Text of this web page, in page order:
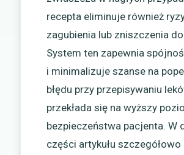
recepta eliminuje również
zagubienia lub zniszczenia
System ten zapewnia
i minimalizuje szanse na
błędu przy przepisywaniu
przekłada się na wyższy
bezpieczeństwa pacjenta. W
części artykułu szczegółowo